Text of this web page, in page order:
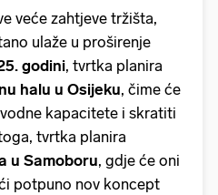
veće zahtjeve tržišta,
ulaže u proširenje
godini, tvrtka planira
halu u Osijeku, čime će
kapacitete i skratiti
tvrtka planira
u Samoboru, gdje će oni
potpuno nov koncept